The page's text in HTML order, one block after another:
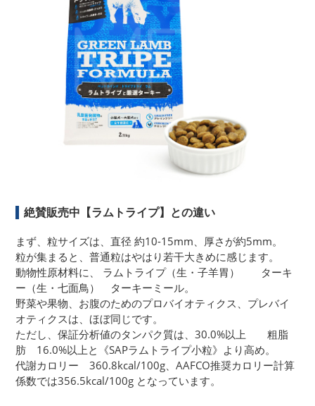
絶賛販売中【ラムトライプ】との違い
まず、粒サイズは、直径 約10-15mm、厚さが約5mm。
粒が集まると、普通粒はやはり若干大きめに感じます。
動物性原材料に、 ラムトライプ（生・子羊胃） ターキ
ー（生・七面鳥） ターキーミール。
野菜や果物、お腹のためのプロバイオティクス、プレバイ
オティクスは、ほぼ同じです。
ただし、保証分析値のタンパク質は、30.0%以上 粗脂
肪 16.0%以上と《SAPラムトライプ小粒》より高め。
代謝カロリー 360.8kcal/100g、AAFCO推奨カロリー計算
係数では356.5kcal/100g となっています。